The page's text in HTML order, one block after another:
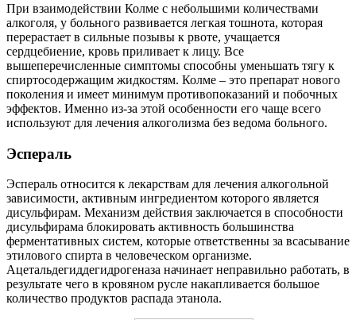
При взаимодействии Колме с небольшими количествами
алкоголя, у больного развивается легкая тошнота, которая
перерастает в сильные позывы к рвоте, учащается
сердцебиение, кровь приливает к лицу. Все
вышеперечисленные симптомы способны уменьшать тягу к
спиртосодержащим жидкостям. Колме – это препарат нового
поколения и имеет минимум противопоказаний и побочных
эффектов. Именно из-за этой особенности его чаще всего
используют для лечения алкоголизма без ведома больного.
Эспераль
Эспераль относится к лекарствам для лечения алкогольной
зависимости, активным ингредиентом которого является
дисульфирам. Механизм действия заключается в способности
дисульфирама блокировать активность большинства
ферментативных систем, которые ответственны за всасывание
этилового спирта в человеческом организме.
Ацетальдегиддегидрогеназа начинает неправильно работать, в
результате чего в кровяном русле накапливается большое
количество продуктов распада этанола.